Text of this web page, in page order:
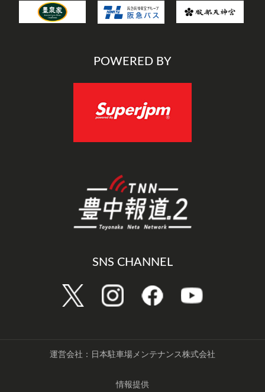
POWERED BY
SNS CHANNEL
運営会社：日本駐車場メンテナンス株式会社
情報提供